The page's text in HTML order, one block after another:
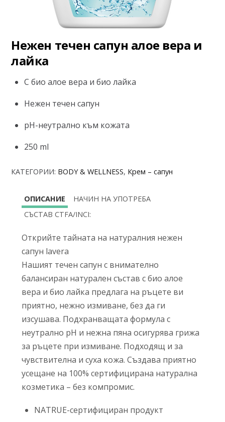
Нежен течен сапун алое вера и
лайка
С био алое вера и био лайка
Нежен течен сапун
рН-неутрално към кожата
250 ml
КАТЕГОРИИ: BODY & WELLNESS, Крем – сапун
ОПИСАНИЕ
НАЧИН НА УПОТРЕБА
СЪСТАВ CTFA/INCI:
Открийте тайната на натуралния нежен
сапун lavera
Нашият течен сапун с внимателно
балансиран натурален състав с био алое
вера и био лайка предлага на ръцете ви
приятно, нежно измиване, без да ги
изсушава. Подхранващата формула с
неутрално рН и нежна пяна осигурява грижа
за ръцете при измиване. Подходящ и за
чувствителна и суха кожа. Създава приятно
усещане на 100% сертифицирана натурална
козметика – без компромис.
NATRUE-сертифициран продукт